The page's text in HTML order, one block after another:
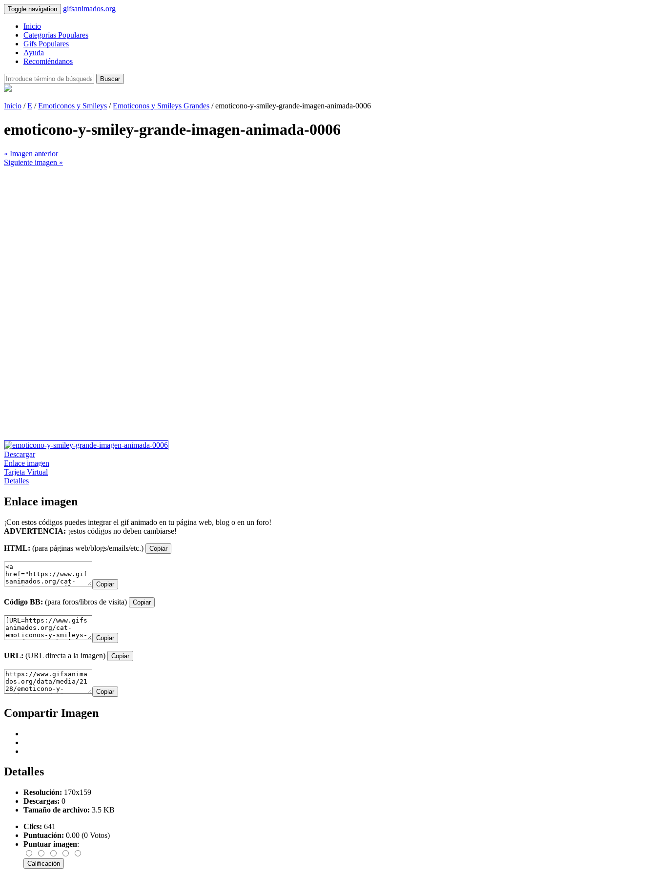
Toggle navigation gifsanimados.org
Inicio
Categorías Populares
Gifs Populares
Ayuda
Recomiéndanos
Buscar
Inicio /E /Emoticonos y Smileys /Emoticonos y Smileys Grandes / emoticono-y-smiley-grande-imagen-animada-0006
emoticono-y-smiley-grande-imagen-animada-0006
« Imagen anterior
Siguiente imagen »
Descargar
Enlace imagen
Tarjeta Virtual
Detalles
Enlace imagen
¡Con estos códigos puedes integrar el gif animado en tu página web, blog o en un foro!
ADVERTENCIA: ¡estos códigos no deben cambiarse!
HTML: (para páginas web/blogs/emails/etc.) Copiar
Copiar
Código BB: (para foros/libros de visita) Copiar
Copiar
URL: (URL directa a la imagen) Copiar
Copiar
Compartir Imagen
Detalles
Resolución: 170x159
Descargas: 0
Tamaño de archivo: 3.5 KB
Clics: 641
Puntuación: 0.00 (0 Votos)
Puntuar imagen: